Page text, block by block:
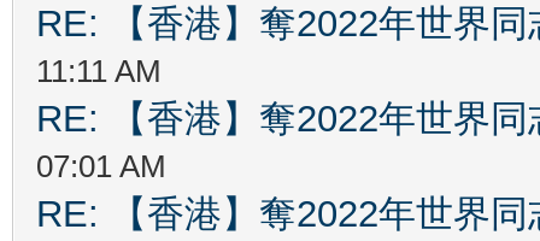
RE: 【香港】奪2022年世界
11:11 AM
RE: 【香港】奪2022年世界
07:01 AM
RE: 【香港】奪2022年世界